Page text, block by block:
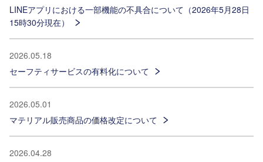
LINEアプリにおける一部機能の不具合について（2026年5月28日
15時30分現在）
2026.05.18
セーフティサービスの有料化について
2026.05.01
マテリアル販売商品の価格改定について
2026.04.28